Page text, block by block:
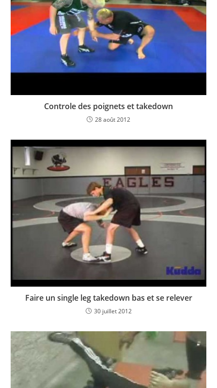
Controle des poignets et takedown
28 août 2012
Faire un single leg takedown bas et se relever
30 juillet 2012